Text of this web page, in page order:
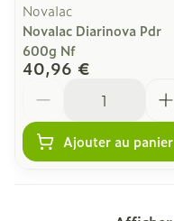
Novalac
Novalac Diarinova Pdr
600g Nf
40,96 €
Ajouter au panier